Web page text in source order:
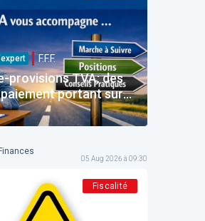
F.F.F.
provisions TVA: des
paiement portant sur
déjà payés
05 Aug 2026 à 09:30
Fiscalité